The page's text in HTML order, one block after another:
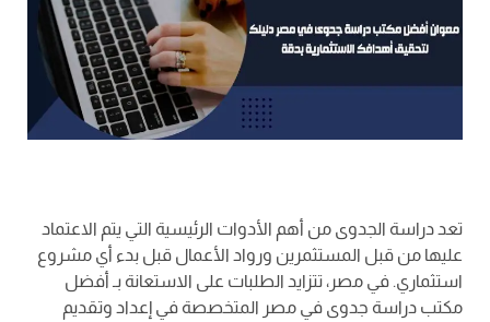
تعد دراسة الجدوى من أهم الأدوات الرئيسية التي يتم الاعتماد
عليها من قبل المستثمرين ورواد الأعمال قبل بدء أي مشروع
استثماري. في مصر، تتزايد الطلبات على الاستعانة بـ أفضل
مكتب دراسة جدوى في مصر المتخصصة في إعداد وتقديم